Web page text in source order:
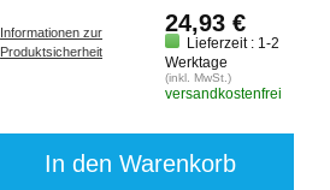
Informationen zur
Produktsicherheit
24,93 €
Lieferzeit : 1-2
Werktage
(inkl. MwSt.)
versandkostenfrei
In den Warenkorb